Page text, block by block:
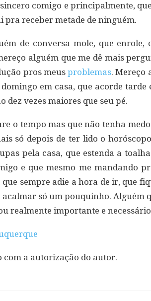
comigo e principalmente,
pra receber metade de ninguém.
de conversa mole, que enrole,
alguém que me dê mais
pros meusproblemas. Mereço
em casa, que acorde tarde
dez vezes maiores que seu pé.
o tempo mas que não tenha
só depois de ter lido o
pela casa, que estenda a
e que mesmo me mandando
que sempre adie a hora de ir, que
acalmar só um pouquinho. Alguém
realmente importante e
com a autorização do autor.